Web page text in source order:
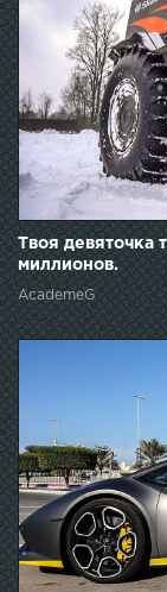
Твоя девяточка
миллионов.
AcademeG